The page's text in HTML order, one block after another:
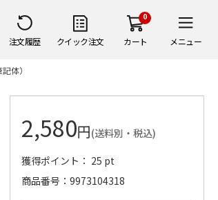
注文履歴 クイック注文
0
カート メニュー
体）
2,580円(送料別・税込)
獲得ポイント： 25 pt
商品番号
9973104318